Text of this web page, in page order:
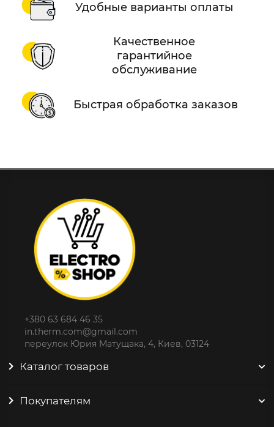
Удобные варианты оплаты
Качественное
гарантийное
обслуживание
Быстрая обработка заказов
+380 63 684 46 35
in.therm.com@gmail.com
переулок Юрия Матущака, 4, Киев, 03124
Каталог товаров
Покупателям